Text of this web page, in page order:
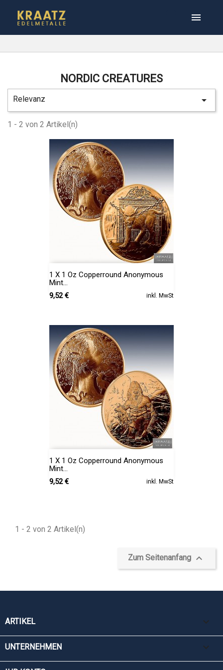

NORDIC CREATURES
Relevanz 
1 - 2 von 2 Artikel(n)
1 X 1 Oz Copperround Anonymous
Mint...
Preis
9,52 € inkl. MwSt
1 X 1 Oz Copperround Anonymous
Mint...
Preis
9,52 € inkl. MwSt
1 - 2 von 2 Artikel(n)
Zum Seitenanfang 
ARTIKEL 
UNTERNEHMEN 